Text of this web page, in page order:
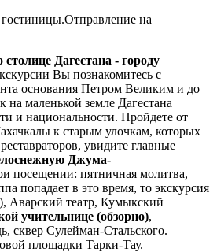
на
Дагестана - городу
Вы познакомитесь с
основания Петром Великим и до
на маленькой земле Дагестана
и национальности. Пройдете от
к старым улочкам, которых
увидите главные
Джума-
посещении: пятничная молитва,
попадает в это время, то экскурсия
Аварский театр, Кумыкский
учительнице (обзорно),
сквер Сулейман-Стальского.
площадки Тарки-Тау.